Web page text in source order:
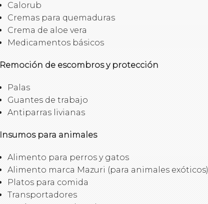
Calorub
Cremas para quemaduras
Crema de aloe vera
Medicamentos básicos
Remoción de escombros y protección
Palas
Guantes de trabajo
Antiparras livianas
Insumos para animales
Alimento para perros y gatos
Alimento marca Mazuri (para animales exóticos)
Platos para comida
Transportadores